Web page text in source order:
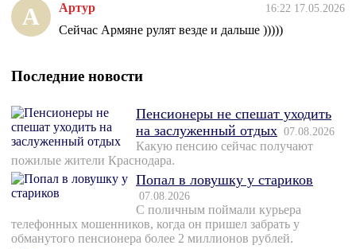
А Артур 16:22 17.05.2026
Сейчас Армяне рулят везде и дальше )))))
Последние новости
Пенсионеры не спешат уходить
на заслуженный отдых 07.08.2026
Какую пенсию сейчас получают
пожилые жители Краснодара.
Попал в ловушку у стариков
07.08.2026
С поличным поймали курьера
телефонных мошенников, когда он пришел забрать у
обманутого пенсионера более 2 миллионов рублей.